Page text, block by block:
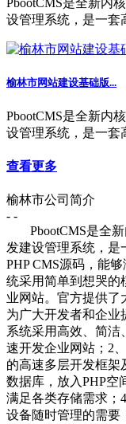
PbootCMS是全新内
设管理系统，是一套
榆林市网站建设基础版...
PbootCMS是全新内
设管理系统，是一套
查看更多
榆林市公司简介
- -
PbootCMS是全
发建设管理系统，是
PHP CMS源码，能
统采用简单到想哭的
业网站。官方提供了
为广大开发者和企业
系统采用高效、简
速开发企业网站；2
的高速多层开发框架
数据库，放入PHP空
满足各类存储需求；
设备随时管理的需要